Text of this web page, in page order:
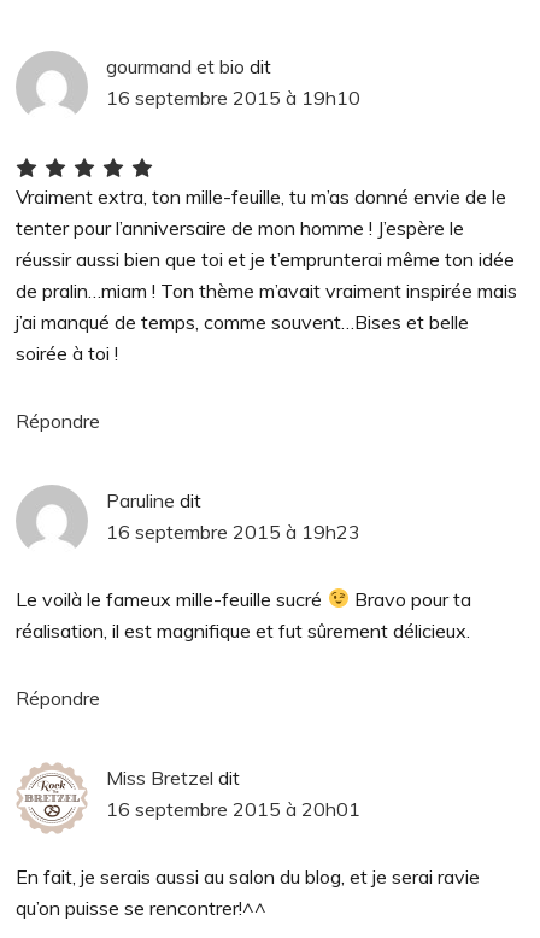
gourmand et bio dit
16 septembre 2015 à 19h10
Vraiment extra, ton mille-feuille, tu m’as donné envie de le
tenter pour l’anniversaire de mon homme ! J’espère le
réussir aussi bien que toi et je t’emprunterai même ton idée
de pralin…miam ! Ton thème m’avait vraiment inspirée mais
j’ai manqué de temps, comme souvent…Bises et belle
soirée à toi !
Répondre
Paruline dit
16 septembre 2015 à 19h23
Le voilà le fameux mille-feuille sucré
Bravo pour ta
réalisation, il est magnifique et fut sûrement délicieux.
Répondre
Miss Bretzel dit
16 septembre 2015 à 20h01
En fait, je serais aussi au salon du blog, et je serai ravie
qu’on puisse se rencontrer!^^